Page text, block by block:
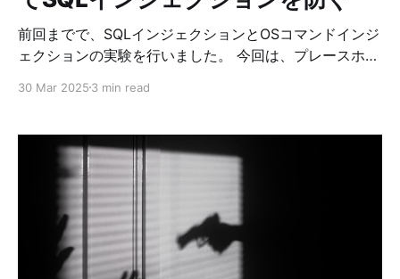
前回までで、SQLインジェクションとOSコマンドインジ
ェクションの実験を行いました。 今回は、プレースホル
ョンができない安全なコードにしていきたいと思いま
の内容です。 <?php $servername = "localhost";
$username = "sectest"; // DB sectestにアクセスするユ
ーザー $password = "sectestpass"; $dbname =
"sectest"; $conn = new mysqli($servername,
$username, $password, $dbname); // エラー確認 if
($conn->connect_error) { die("Connection failed: " .
$conn->connect_error)
30 Mar 2025 3 min read